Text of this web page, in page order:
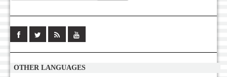
OTHER LANGUAGES